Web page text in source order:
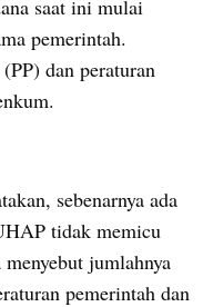
saat ini mulai
pemerintah.
dan peraturan
sebenarnya ada
tidak memicu
jumlahnya
pemerintah dan